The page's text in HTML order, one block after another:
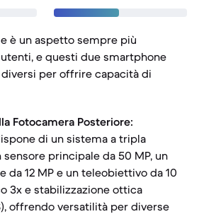
è un aspetto sempre più
e questi due smartphone
per offrire capacità di
Fotocamera Posteriore:
di un sistema a tripla
principale da 50 MP, un
da 12 MP e un teleobiettivo da 10
3x e stabilizzazione ottica
offrendo versatilità per diverse